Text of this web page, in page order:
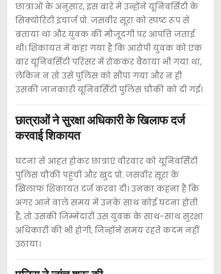
छात्राओं के अनुसार, इस बारे में उन्होंने यूनिवर्सिटी के
सिक्योरिटी इंचार्ज प्रो. जसवीर सूरा को स्पष्ट रूप से
बताया था और युवक की मौजूदगी पर आपत्ति जताई
थी। शिकायत में कहा गया है कि आरोपी युवक को एक
बार यूनिवर्सिटी परिसर में रोककर बैठाया भी गया था,
लेकिन न तो उसे पुलिस को सौंपा गया और न ही
उसकी जानकारी यूनिवर्सिटी पुलिस चौकी को दी गई।
छात्राओं ने सुरक्षा अधिकारी के खिलाफ दर्ज
करवाई शिकायत
घटना से आहत होकर छात्राएं वीरवार को यूनिवर्सिटी
पुलिस चौकी पहुंचीं और खुद प्रो. जसवीर सूरा के
खिलाफ शिकायत दर्ज करवा दी। उनका कहना है कि
अगर आने वाले समय में उनके साथ कोई घटना होती
है, तो उसकी जिम्मेदारी उस युवक के साथ-साथ सुरक्षा
अधिकारी की भी होगी, जिन्होंने समय रहते कदम नहीं
उठाया।